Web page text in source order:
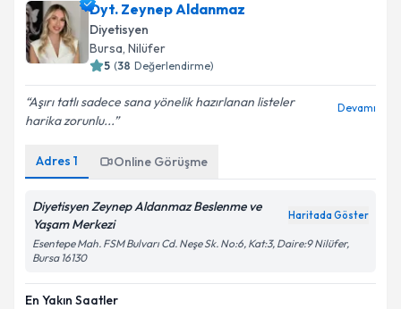
Dyt. Zeynep Aldanmaz
Diyetisyen
Bursa, Nilüfer
5 (38 Değerlendirme)
Aşırı tatlı sadece sana yönelik hazırlanan listeler
harika zorunlu...
Devamı
Adres 1 Online Görüşme
Diyetisyen Zeynep Aldanmaz Beslenme ve
Yaşam Merkezi
Haritada Göster
Esentepe Mah. FSM Bulvarı Cd. Neşe Sk. No:6, Kat:3, Daire:9 Nilüfer,
Bursa 16130
En Yakın Saatler